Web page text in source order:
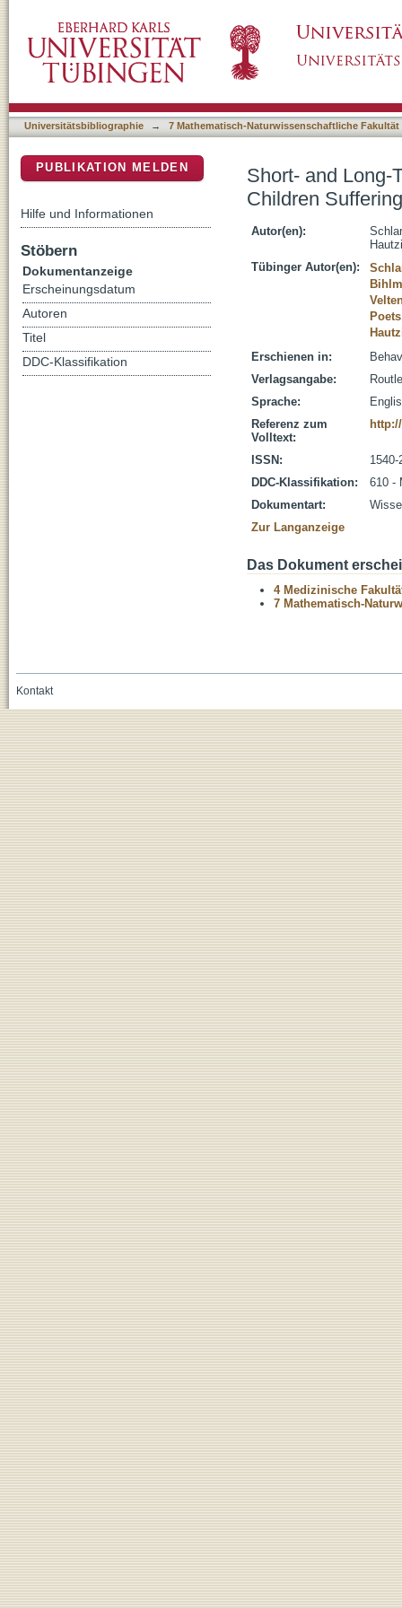
Insomnia: The KiSS-Program
Universitätsbibliographie → 7 Mathematisch-Naturwissenschaftliche Fakultät
Short- and Long-
Children
Autor(en):
Tübinger Autor(en):
Erschienen in:
Verlagsangabe:
Sprache:
Referenz zum
Volltext:
ISSN:
1540-
DDC-Klassifikation:
610 -
Dokumentart:
Zur Langanzeige
Das Dokument
4 Medizinische
7 Mathematisch-
PUBLIKATION MELDEN
Hilfe und Informationen
Stöbern
Dokumentanzeige
Erscheinungsdatum
Autoren
Titel
DDC-Klassifikation
Kontakt